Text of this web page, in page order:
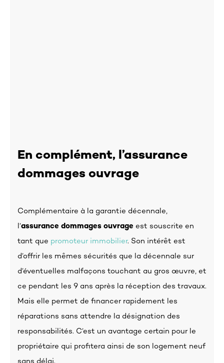
En complément, l’assurance
dommages ouvrage
Complémentaire à la garantie décennale,
l’assurance dommages ouvrage est souscrite en
tant que promoteur immobilier. Son intérêt est
d’offrir les mêmes sécurités que la décennale sur
d’éventuelles malfaçons touchant au gros œuvre, et
ce pendant les 9 ans après la réception des travaux.
Mais elle permet de financer rapidement les
réparations sans attendre la désignation des
responsabilités. C’est un avantage certain pour le
propriétaire qui profitera ainsi de son logement neuf